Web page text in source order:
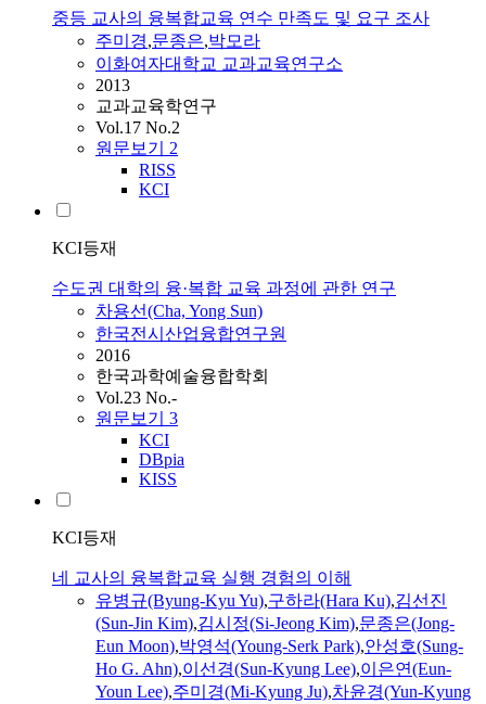
중등 교사의 융복합교육 연수 만족도 및 요구 조사
주미경,문종은,박모라
이화여자대학교 교과교육연구소
2013
교과교육학연구
Vol.17 No.2
원문보기 2
RISS
KCI
KCI등재
수도권 대학의 융·복합 교육 과정에 관한 연구
차용선(Cha, Yong Sun)
한국전시산업융합연구원
2016
한국과학예술융합학회
Vol.23 No.-
원문보기 3
KCI
DBpia
KISS
KCI등재
네 교사의 융복합교육 실행 경험의 이해
유병규(Byung-Kyu Yu),구하라(Hara Ku),김선진
(Sun-Jin Kim),김시정(Si-Jeong Kim),문종은(Jong-
Eun Moon),박영석(Young-Serk Park),안성호(Sung-
Ho G. Ahn),이선경(Sun-Kyung Lee),이은연(Eun-
Youn Lee),주미경(Mi-Kyung Ju),차윤경(Yun-Kyung